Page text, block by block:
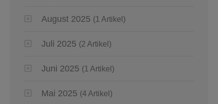
August 2025 (1 Artikel)
Juli 2025 (2 Artikel)
Juni 2025 (1 Artikel)
Mai 2025 (4 Artikel)